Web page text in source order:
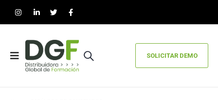
SOLICITAR DEMO